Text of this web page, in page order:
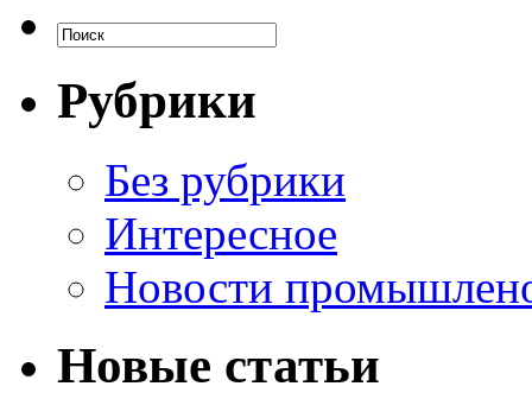
Рубрики
Без рубрики
Интересное
Новости
Новые статьи